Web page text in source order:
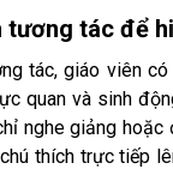
tương tác để
tác, giáo viên
quan và sinh
nghe giảng
thích trực tiếp